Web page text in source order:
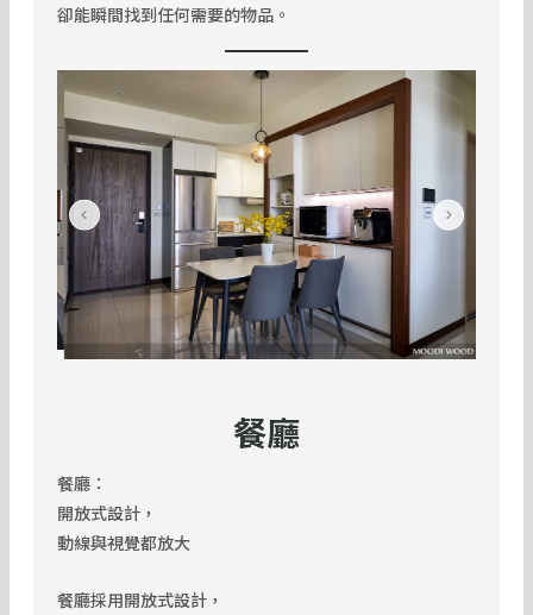
卻能瞬間找到任何需要的物品。
餐廳
餐廳：
開放式設計，
動線與視覺都放大
餐廳採用開放式設計，